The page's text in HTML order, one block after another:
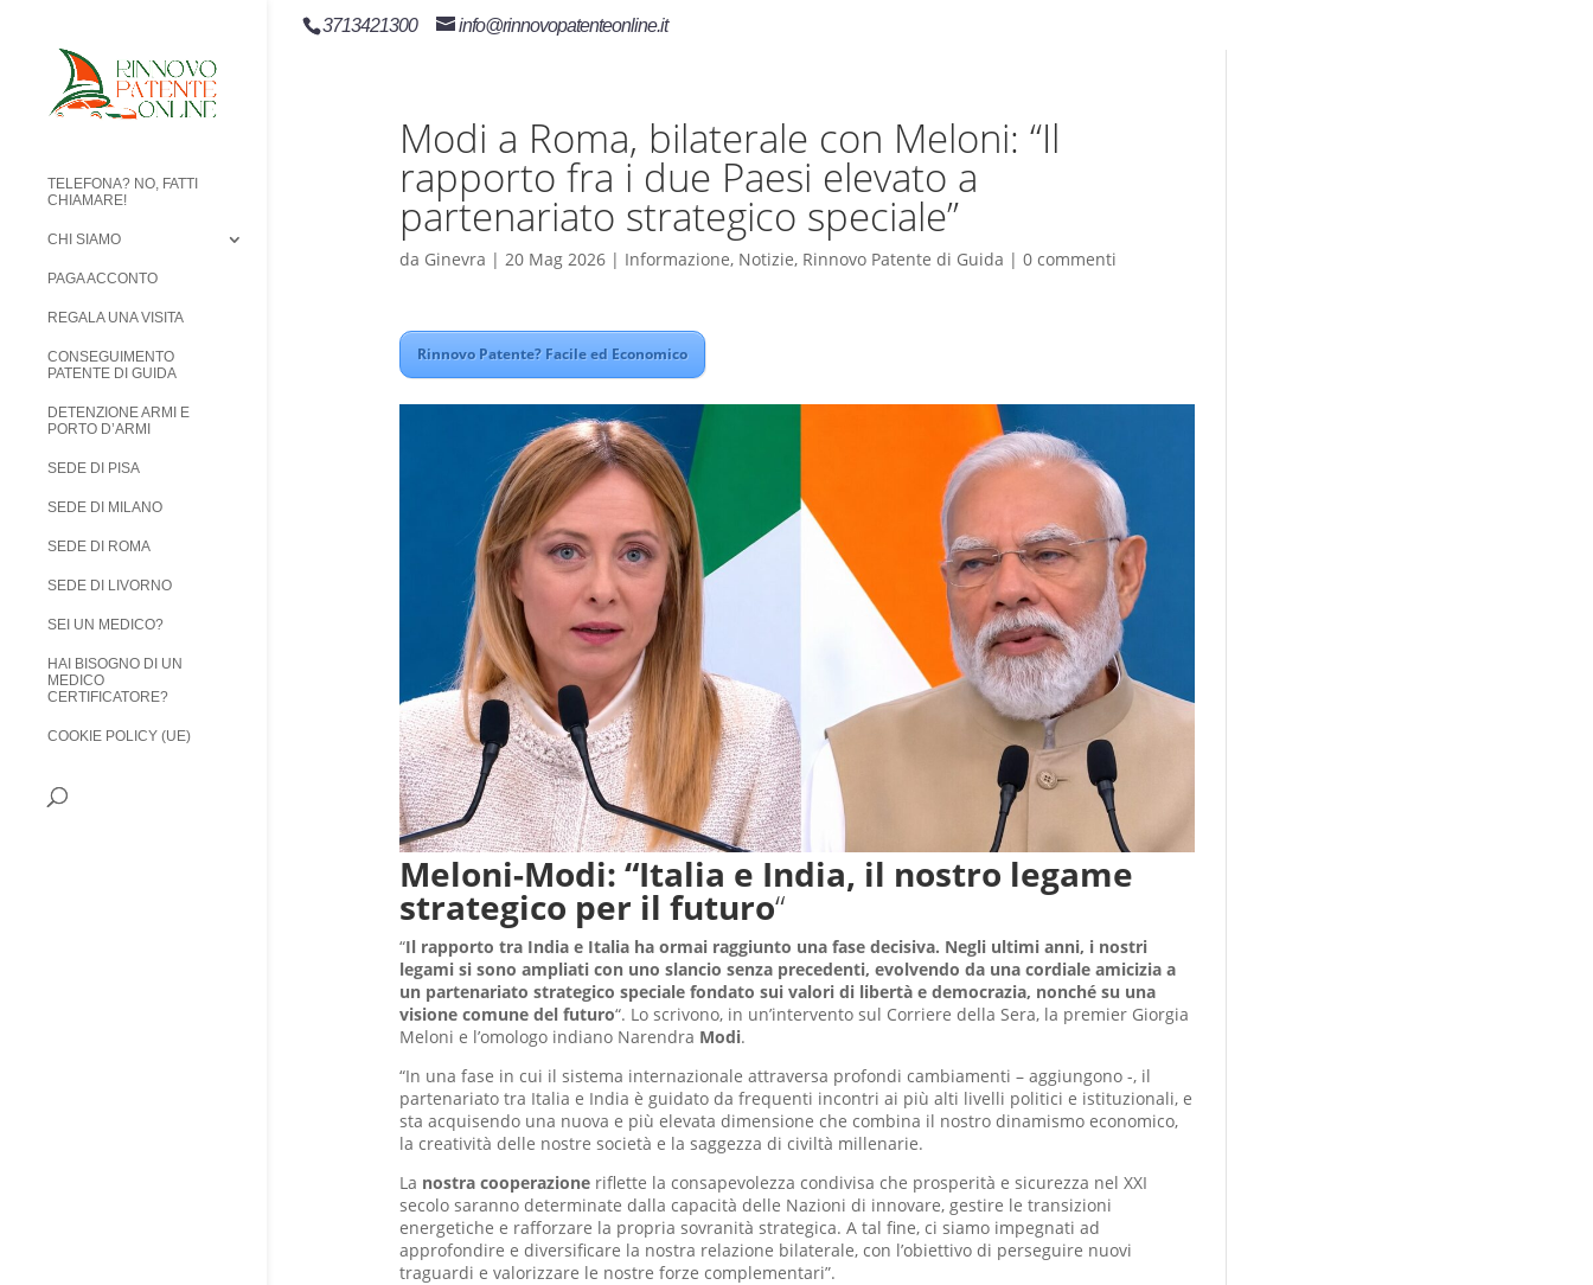
3713421300 info@rinnovopatenteonline.it
TELEFONA? NO, FATTI
CHIAMARE!
CHI SIAMO
PAGA ACCONTO
REGALA UNA VISITA
CONSEGUIMENTO
PATENTE DI GUIDA
DETENZIONE ARMI E
PORTO D’ARMI
SEDE DI PISA
SEDE DI MILANO
SEDE DI ROMA
SEDE DI LIVORNO
SEI UN MEDICO?
HAI BISOGNO DI UN
MEDICO
CERTIFICATORE?
COOKIE POLICY (UE)
Modi a Roma, bilaterale con Meloni: “Il
rapporto fra i due Paesi elevato a
partenariato strategico speciale”
da Ginevra | 20 Mag 2026| Informazione, Notizie, Rinnovo Patente di Guida | 0 commenti
Rinnovo Patente? Facile ed Economico
Meloni-Modi: “Italia e India, il nostro legame
strategico per il futuro“
“Il rapporto tra India e Italia ha ormai raggiunto una fase decisiva. Negli ultimi anni, i nostri
legami si sono ampliati con uno slancio senza precedenti, evolvendo da una cordiale amicizia a
un partenariato strategico speciale fondato sui valori di libertà e democrazia, nonché su una
visione comune del futuro“. Lo scrivono, in un’intervento sul Corriere della Sera, la premier Giorgia
Meloni e l’omologo indiano Narendra Modi.
“In una fase in cui il sistema internazionale attraversa profondi cambiamenti – aggiungono -, il
partenariato tra Italia e India è guidato da frequenti incontri ai più alti livelli politici e istituzionali, e
sta acquisendo una nuova e più elevata dimensione che combina il nostro dinamismo economico,
la creatività delle nostre società e la saggezza di civiltà millenarie.
La nostra cooperazioneriflette la consapevolezza condivisa che prosperità e sicurezza nel XXI
secolo saranno determinate dalla capacità delle Nazioni di innovare, gestire le transizioni
energetiche e rafforzare la propria sovranità strategica. A tal fine, ci siamo impegnati ad
approfondire e diversificare la nostra relazione bilaterale, con l’obiettivo di perseguire nuovi
traguardi e valorizzare le nostre forze complementari”.